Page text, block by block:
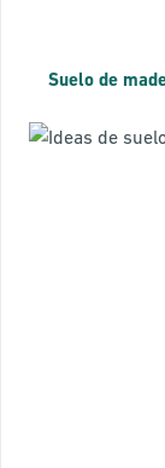
Suelo de